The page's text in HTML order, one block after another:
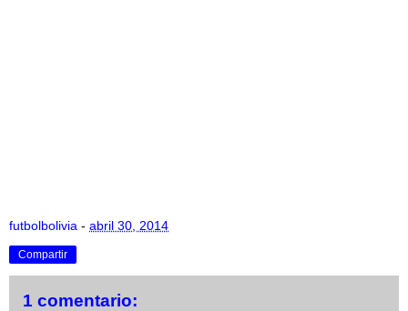
futbolbolivia - abril 30, 2014
Compartir
1 comentario: